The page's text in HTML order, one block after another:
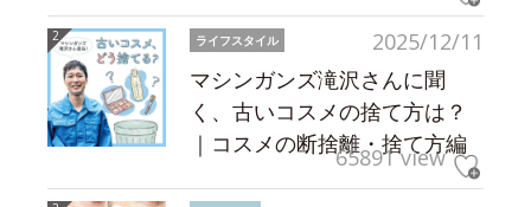
2025/12/11
ライフスタイル
マシンガンズ滝沢さんに聞
く、古いコスメの捨て方は？
｜コスメの断捨離・捨て方編
65891 view